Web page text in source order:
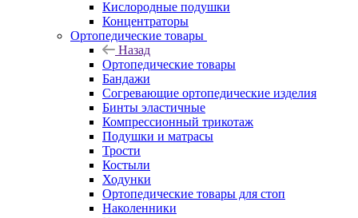
Кислородные подушки
Концентраторы
Ортопедические товары
Назад
Ортопедические товары
Бандажи
Согревающие ортопедические изделия
Бинты эластичные
Компрессионный трикотаж
Подушки и матрасы
Трости
Костыли
Ходунки
Ортопедические товары для стоп
Наколенники